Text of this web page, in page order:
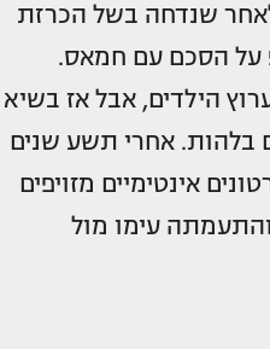
שנדחה בשל הכרזת
על הסכם עם חמאס.
הילדים, אבל אז בשיא
בלהות. אחרי תשע שנים
אינטימיים מזויפים
עימו מול